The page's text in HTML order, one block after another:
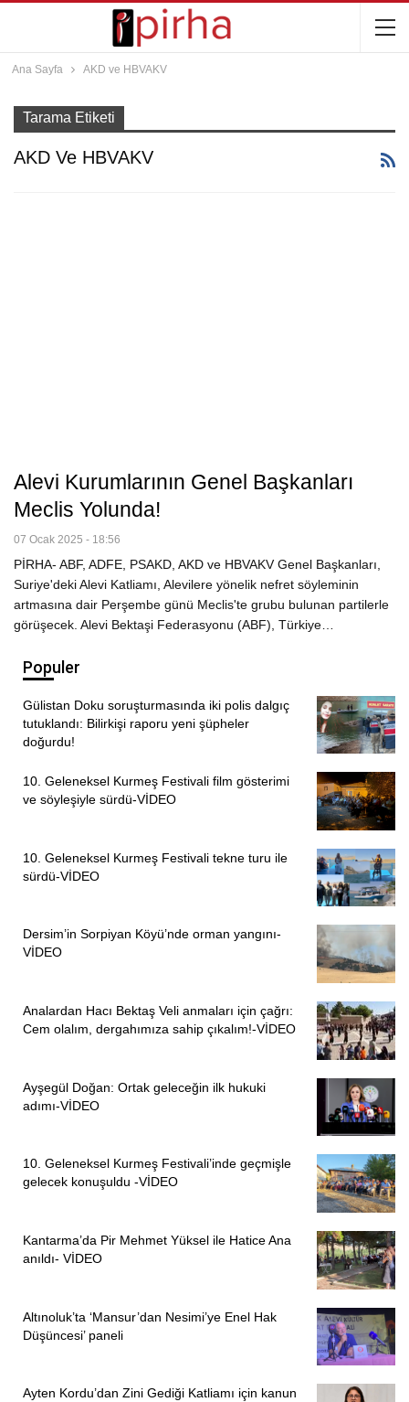
Ana Sayfa AKD ve HBVAKV
Tarama Etiketi
AKD Ve HBVAKV
Alevi Kurumlarının Genel Başkanları
Meclis Yolunda!
07 Ocak 2025 - 18:56
PİRHA- ABF, ADFE, PSAKD, AKD ve HBVAKV Genel Başkanları,
Suriye'deki Alevi Katliamı, Alevilere yönelik nefret söyleminin
artmasına dair Perşembe günü Meclis'te grubu bulunan partilerle
görüşecek. Alevi Bektaşi Federasyonu (ABF), Türkiye…
Populer
Gülistan Doku soruşturmasında iki polis dalgıç
tutuklandı: Bilirkişi raporu yeni şüpheler
doğurdu!
10. Geleneksel Kurmeş Festivali film gösterimi
ve söyleşiyle sürdü-VİDEO
10. Geleneksel Kurmeş Festivali tekne turu ile
sürdü-VİDEO
Dersim’in Sorpiyan Köyü’nde orman yangını-
VİDEO
Analardan Hacı Bektaş Veli anmaları için çağrı:
Cem olalım, dergahımıza sahip çıkalım!-VİDEO
Ayşegül Doğan: Ortak geleceğin ilk hukuki
adımı-VİDEO
10. Geleneksel Kurmeş Festivali’inde geçmişle
gelecek konuşuldu -VİDEO
Kantarma’da Pir Mehmet Yüksel ile Hatice Ana
anıldı- VİDEO
Altınoluk’ta ‘Mansur’dan Nesimi’ye Enel Hak
Düşüncesi’ paneli
Ayten Kordu’dan Zini Gediği Katliamı için kanun